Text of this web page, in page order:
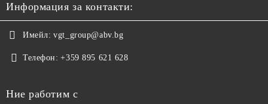
Информация за контакти:
Имейл: vgt_group@abv.bg
Телефон: +359 895 621 628
Ние работим с